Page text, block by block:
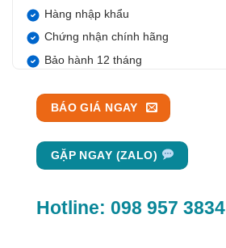
Hàng nhập khẩu
Chứng nhận chính hãng
Bảo hành 12 tháng
BÁO GIÁ NGAY
GẶP NGAY (ZALO)
Hotline: 098 957 3834